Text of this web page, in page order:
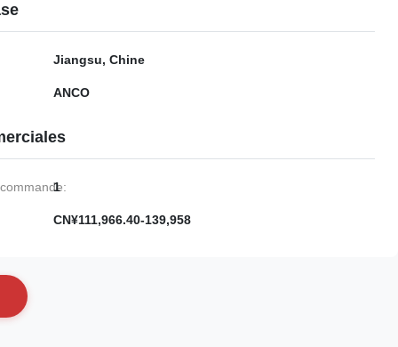
Jiangsu, Chine
ANCO
1
CN¥111,966.40-139,958